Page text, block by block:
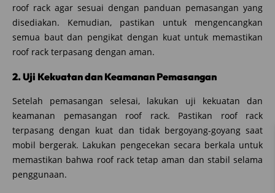
roof rack agar sesuai dengan panduan pemasangan yang
disediakan. Kemudian, pastikan untuk mengencangkan
semua baut dan pengikat dengan kuat untuk memastikan
roof rack terpasang dengan aman.
2. Uji Kekuatan dan Keamanan Pemasangan
Setelah pemasangan selesai, lakukan uji kekuatan dan
keamanan pemasangan roof rack. Pastikan roof rack
terpasang dengan kuat dan tidak bergoyang-goyang saat
mobil bergerak. Lakukan pengecekan secara berkala untuk
memastikan bahwa roof rack tetap aman dan stabil selama
penggunaan.